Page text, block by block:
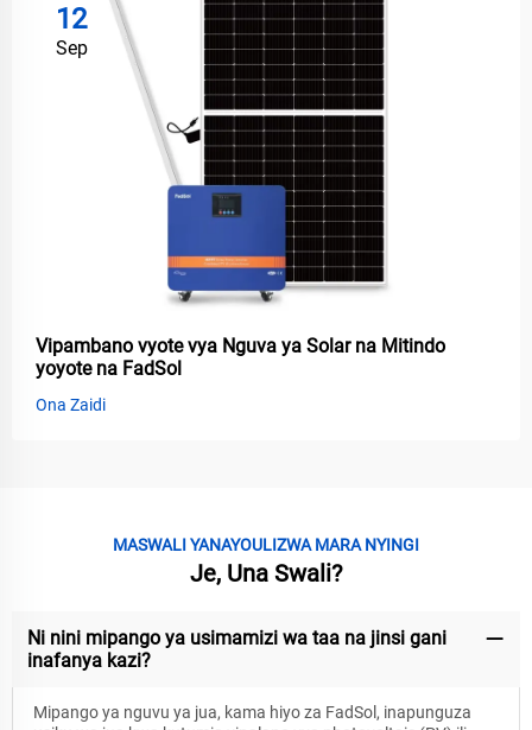
12
Sep
Vipambano vyote vya Nguva ya Solar na Mitindo
yoyote na FadSol
Ona Zaidi
MASWALI YANAYOULIZWA MARA NYINGI
Je, Una Swali?
Ni nini mipango ya usimamizi wa taa na jinsi gani
inafanya kazi?
Mipango ya nguvu ya jua, kama hiyo za FadSol, inapunguza